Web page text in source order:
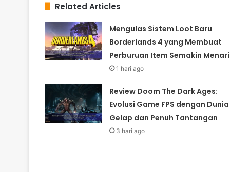
Related Articles
Mengulas Sistem Loot Baru
Borderlands 4 yang Membuat
Perburuan Item Semakin
1 hari ago
Review Doom The Dark Ages:
Evolusi Game FPS dengan Dunia
Gelap dan Penuh Tantangan
3 hari ago